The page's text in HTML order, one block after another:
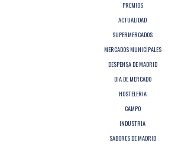
PREMIOS
ACTUALIDAD
SUPERMERCADOS
MERCADOS MUNICIPALES
DESPENSA DE MADRID
DIA DE MERCADO
HOSTELERIA
CAMPO
INDUSTRIA
SABORES DE MADRID